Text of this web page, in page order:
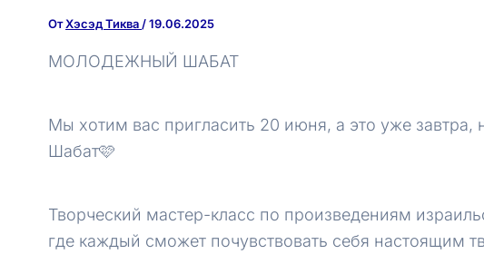
ОтХэсэд Тиква /19.06.2025
МОЛОДЕЖНЫЙ ШАБАТ
Мы хотим вас пригласить 20 июня, а это уже
Шабат🩷
Творческий мастер-класс по произведениям
где каждый сможет почувствовать себя настоящим